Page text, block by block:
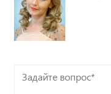
Задайте
вопрос*